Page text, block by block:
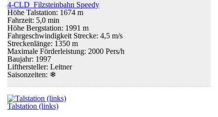
4-CLD Filzsteinbahn Speedy
Höhe Talstation: 1674 m
Fahrzeit: 5,0 min
Höhe Bergstation: 1991 m
Fahrgeschwindigkeit Strecke: 4,5 m/s
Streckenlänge: 1350 m
Maximale Förderleistung: 2000 Pers/h
Baujahr: 1997
Lifthersteller: Leitner
Saisonzeiten: ❄
Talstation (links)